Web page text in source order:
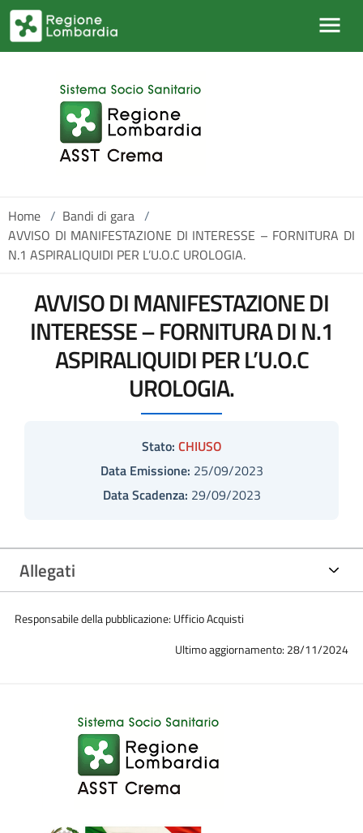
Salta al contenuto principale
Home / Bandi di gara /
AVVISO DI MANIFESTAZIONE DI INTERESSE – FORNITURA DI
N.1 ASPIRALIQUIDI PER L’U.O.C UROLOGIA.
AVVISO DI MANIFESTAZIONE DI
INTERESSE – FORNITURA DI N.1
ASPIRALIQUIDI PER L’U.O.C
UROLOGIA.
Stato: CHIUSO
Data Emissione: 25/09/2023
Data Scadenza: 29/09/2023
Allegati
Responsabile della pubblicazione: Ufficio Acquisti
Ultimo aggiornamento: 28/11/2024